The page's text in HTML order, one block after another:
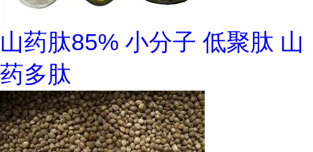
山药肽85% 小分子 低聚肽 山
药多肽